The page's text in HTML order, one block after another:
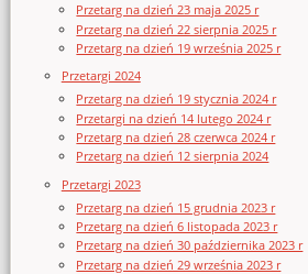
Przetarg na dzień 23 maja 2025 r
Przetarg na dzień 22 sierpnia 2025 r
Przetarg na dzień 19 września 2025 r
Przetargi 2024
Przetarg na dzień 19 stycznia 2024 r
Przetargi na dzień 14 lutego 2024 r
Przetarg na dzień 28 czerwca 2024 r
Przetarg na dzień 12 sierpnia 2024
Przetargi 2023
Przetarg na dzień 15 grudnia 2023 r
Przetarg na dzień 6 listopada 2023 r
Przetarg na dzień 30 października 2023 r
Przetarg na dzień 29 września 2023 r